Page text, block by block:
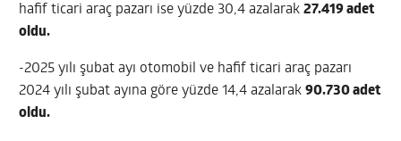
hafif ticari araç pazarı ise yüzde 30,4 azalarak27.419 adet
oldu.
-2025 yılı şubat ayı otomobil ve hafif ticari araç pazarı
2024 yılı şubat ayına göre yüzde 14,4 azalarak90.730 adet
oldu.